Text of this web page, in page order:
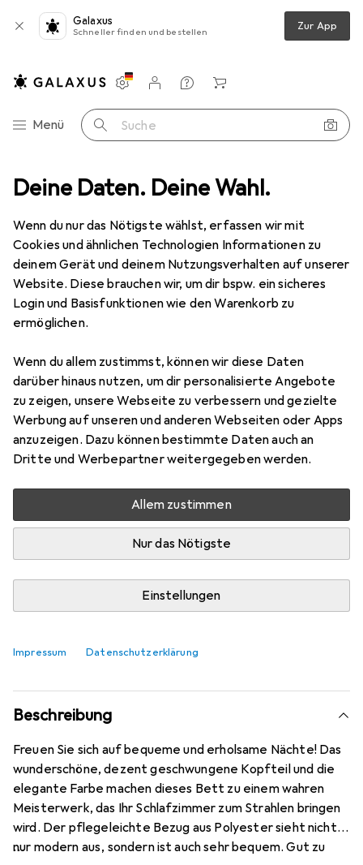
Deine Daten. Deine Wahl.
Wenn du nur das Nötigste wählst, erfassen wir mit
Cookies und ähnlichen Technologien Informationen zu
deinem Gerät und deinem Nutzungsverhalten auf unserer
Website. Diese brauchen wir, um dir bspw. ein sicheres
Login und Basisfunktionen wie den Warenkorb zu
ermöglichen.
Wenn du allem zustimmst, können wir diese Daten
darüber hinaus nutzen, um dir personalisierte Angebote
zu zeigen, unsere Webseite zu verbessern und gezielte
Werbung auf unseren und anderen Webseiten oder Apps
anzuzeigen. Dazu können bestimmte Daten auch an
Dritte und Werbepartner weitergegeben werden.
Allem zustimmen
Nur das Nötigste
Einstellungen
Impressum Datenschutzerklärung
Galaxus
Schneller finden und bestellen Zur App
Navigation nach Kategorien
Menü Suche
Einstellungen
Kundenkonto
Vergleichslisten
Merklisten
Warenkorb
Wohnen Möbel Schlafzimmer Bett
11 Bilder
Beliani Lannion
160 x 200 cm
Bewertungen Marke
Mehr von Beliani
Aktuell nicht lieferbar
Benachrichtigen, wenn lieferbar
Vergleichen Merken
Produktinformationen
Beschreibung
Freuen Sie sich auf bequeme und erholsame Nächte! Das
wunderschöne, dezent geschwungene Kopfteil und die
elegante Farbe machen dieses Bett zu einem wahren
Meisterwerk, das Ihr Schlafzimmer zum Strahlen bringen
wird. Der pflegeleichte Bezug aus Polyester sieht nicht
nur modern aus, sondern ist auch sehr bequem. Gut zu